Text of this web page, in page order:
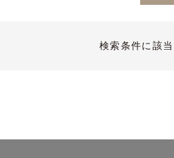
検索条件に該